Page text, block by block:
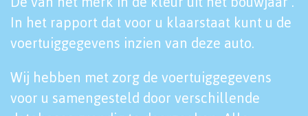
In het rapport dat voor u klaarstaat kunt u de
voertuiggegevens inzien van deze auto.
Wij hebben met zorg de voertuiggegevens
voor u samengesteld door verschillende